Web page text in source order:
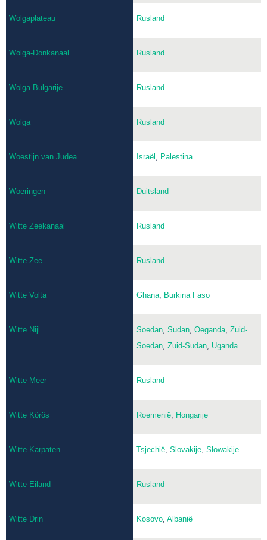
Wolgaplateau Rusland
Wolga-Donkanaal Rusland
Wolga-Bulgarije Rusland
Wolga Rusland
Woestijn van Judea Israël , Palestina
Woeringen Duitsland
Witte Zeekanaal Rusland
Witte Zee Rusland
Witte Volta Ghana, Burkina Faso
Witte Nijl Soedan, Sudan, Oeganda, Zuid-
Soedan, Zuid-Sudan, Uganda
Witte Meer Rusland
Witte Körös Roemenië, Hongarije
Witte Karpaten Tsjechië, Slovakije, Slowakije
Witte Eiland Rusland
Witte Drin Kosovo, Albanië